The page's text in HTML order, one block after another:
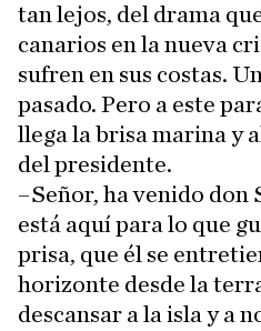
tan lejos, del drama
canarios en la nueva
sufren en sus costas.
pasado. Pero a este
llega la brisa marina y
del presidente.
–Señor, ha venido don
está aquí para lo que
prisa, que él se
horizonte desde la
descansar a la isla y a